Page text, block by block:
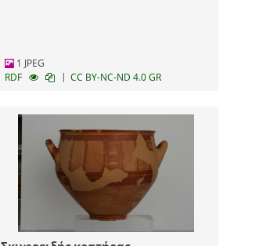
1 JPEG
RDF
| CC BY-NC-ND 4.0 GR